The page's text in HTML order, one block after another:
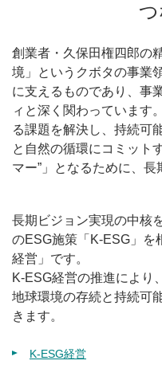
創業者・久保田権四郎の
境」というクボタの事業
に支えるものであり、事
ィと深く関わっています
る課題を解決し、持続可
と自然の循環にコミット
マー”」となるために、長
長期ビジョン実現の中核
のESG施策「K-ESG」を
経営」です。
K-ESG経営の推進により
地球環境の存続と持続可
きます。
K-ESG経営